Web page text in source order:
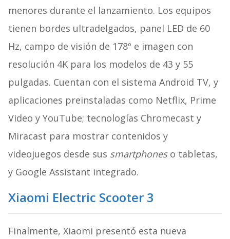
menores durante el lanzamiento. Los equipos
tienen bordes ultradelgados, panel LED de 60
Hz, campo de visión de 178º e imagen con
resolución 4K para los modelos de 43 y 55
pulgadas. Cuentan con el sistema Android TV, y
aplicaciones preinstaladas como Netflix, Prime
Video y YouTube; tecnologías Chromecast y
Miracast para mostrar contenidos y
videojuegos desde sus smartphoneso tabletas,
y Google Assistant integrado.
Xiaomi Electric Scooter 3
Finalmente, Xiaomi presentó esta nueva